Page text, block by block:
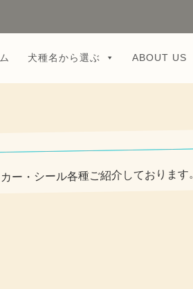
犬種名から選ぶ ABOUT US
ー・シール各種ご紹介しております。